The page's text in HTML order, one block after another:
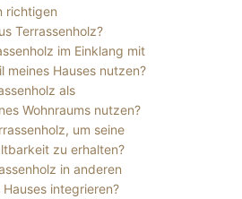
richtigen
Terrassenholz?
im Einklang mit
meines Hauses nutzen?
als
Wohnraums nutzen?
um seine
zu erhalten?
in anderen
integrieren?